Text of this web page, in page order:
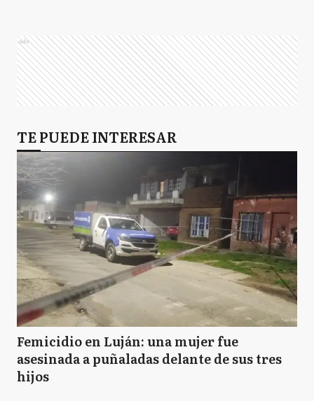
Ads
TE PUEDE INTERESAR
Femicidio en Luján: una mujer fue
asesinada a puñaladas delante de sus tres
hijos